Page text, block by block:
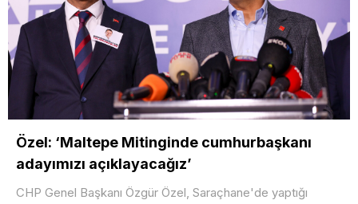
Özel: ‘Maltepe Mitinginde cumhurbaşkanı
adayımızı açıklayacağız’
CHP Genel Başkanı Özgür Özel, Saraçhane'de yaptığı